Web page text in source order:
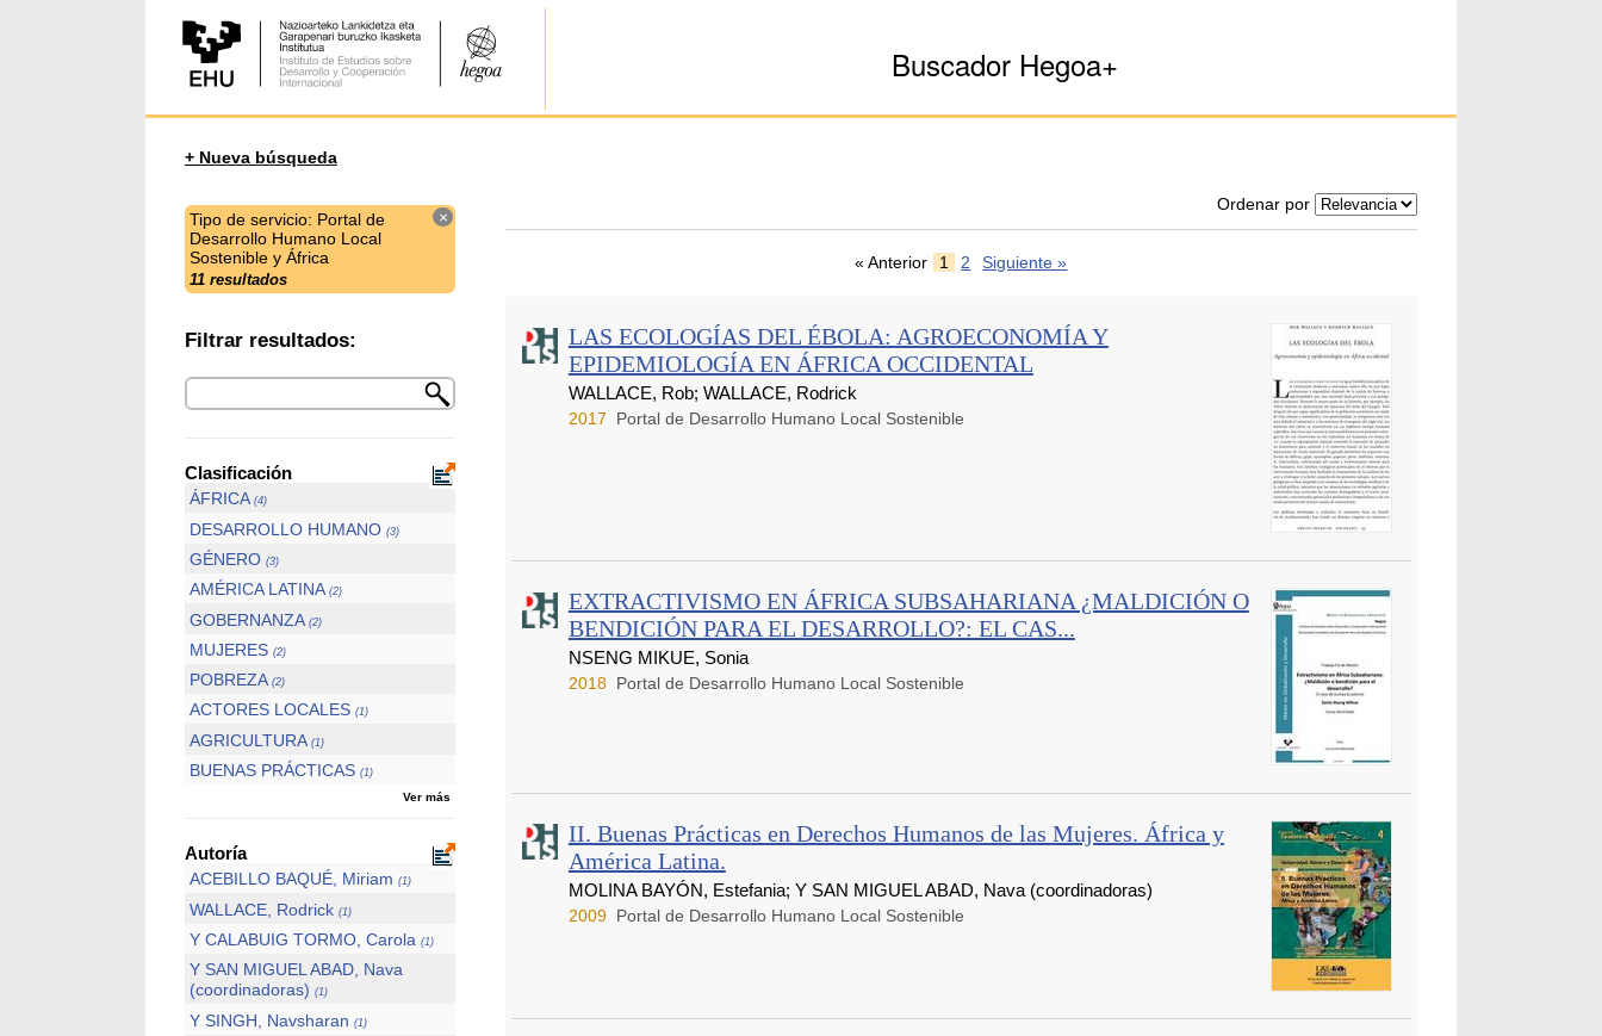
Buscador Hegoa+
+ Nueva búsqueda
Tipo de servicio: Portal de
Desarrollo Humano Local
Sostenible y África
11 resultados
×
Filtrar resultados:
Clasificación
ÁFRICA (4)
DESARROLLO HUMANO (3)
GÉNERO (3)
AMÉRICA LATINA (2)
GOBERNANZA (2)
MUJERES (2)
POBREZA (2)
ACTORES LOCALES (1)
AGRICULTURA (1)
BUENAS PRÁCTICAS (1)
Ver más
Autoría
ACEBILLO BAQUÉ, Miriam (1)
WALLACE, Rodrick (1)
Y CALABUIG TORMO, Carola (1)
Y SAN MIGUEL ABAD, Nava
(coordinadoras) (1)
Y SINGH, Navsharan (1)
Ordenar por
« Anterior 1 2 Siguiente »
LAS ECOLOGÍAS DEL ÉBOLA: AGROECONOMÍA Y
EPIDEMIOLOGÍA EN ÁFRICA OCCIDENTAL
WALLACE, Rob; WALLACE, Rodrick
2017 Portal de Desarrollo Humano Local Sostenible
EXTRACTIVISMO EN ÁFRICA SUBSAHARIANA ¿MALDICIÓN O
BENDICIÓN PARA EL DESARROLLO?: EL CAS...
NSENG MIKUE, Sonia
2018 Portal de Desarrollo Humano Local Sostenible
II. Buenas Prácticas en Derechos Humanos de las Mujeres. África y
América Latina.
MOLINA BAYÓN, Estefania; Y SAN MIGUEL ABAD, Nava (coordinadoras)
2009 Portal de Desarrollo Humano Local Sostenible